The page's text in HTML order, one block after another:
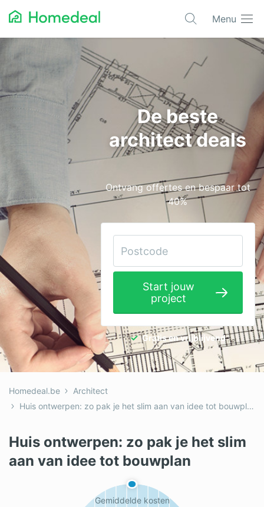
Menu
Populaire projecten
Aannemer
Airco
Alarmsystemen
Bestrating
Cv-ketels
Elektricien
Gevelwerken
Glas
Hekwerken
Hovenier
Isolatie
Metselaar
Ramen
De beste
architect deals
Ontvang offertes en bespaar tot
40%
Start jouw
project
Gratis en vrijblijvend
Homedeal.be
Architect
Huis ontwerpen: zo pak je het slim aan van idee tot bouwplan
Huis ontwerpen: zo pak je het slim
aan van idee tot bouwplan
Gemiddelde kosten